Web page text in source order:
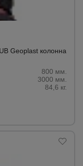
Geoplast колонна
800 мм.
3000 мм.
84,6 кг.